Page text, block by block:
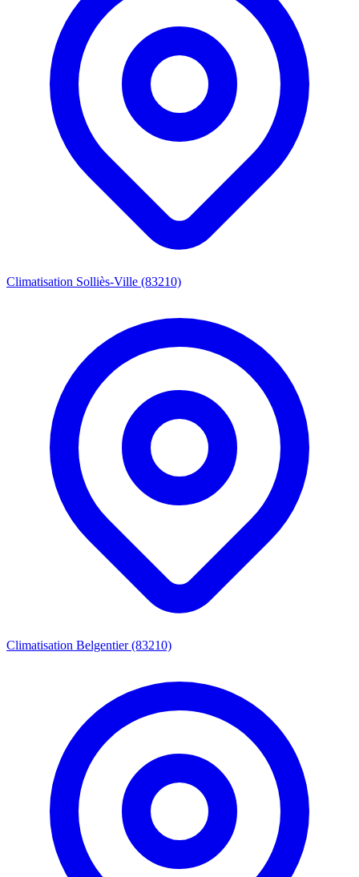
Climatisation Solliès-Ville (83210)
Climatisation Belgentier (83210)